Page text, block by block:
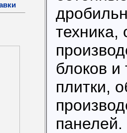
техника,
блоков и
плитки,
панелей.